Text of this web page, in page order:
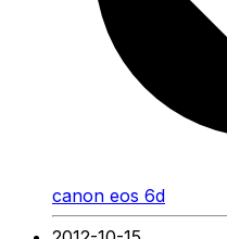
canon eos 6d